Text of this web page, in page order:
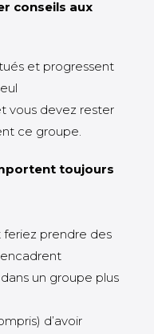
conseils aux
et progressent
vous devez rester
ce groupe.
toujours
prendre des
un groupe plus
d’avoir